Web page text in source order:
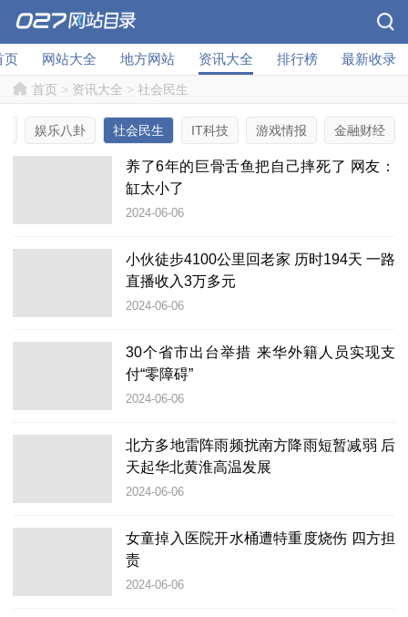
页 网站大全 地方网站 资讯大全 排行榜 最新收录
首页 > 资讯大全 > 社会民生
娱乐八卦 社会民生 IT科技 游戏情报 金融财经
养了6年的巨骨舌鱼把自己摔死了 网友：
缸太小了
2024-06-06
小伙徒步4100公里回老家 历时194天 一路
直播收入3万多元
2024-06-06
30个省市出台举措 来华外籍人员实现支
付“零障碍”
2024-06-06
北方多地雷阵雨频扰南方降雨短暂减弱 后
天起华北黄淮高温发展
2024-06-06
女童掉入医院开水桶遭特重度烧伤 四方担
责
2024-06-06